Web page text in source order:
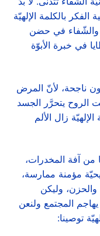
الفكر بالكلمة الإلهيّة
والشّفاء في حضن
في خبرة الأبوّة
ناجحة، لأنّ المرض
الروح يتحرَّر الجسد
زال الألم
آفة المخدرات،
مؤمنة ممارسة،
وليكن
المجتمع ولنعن
توصينا: